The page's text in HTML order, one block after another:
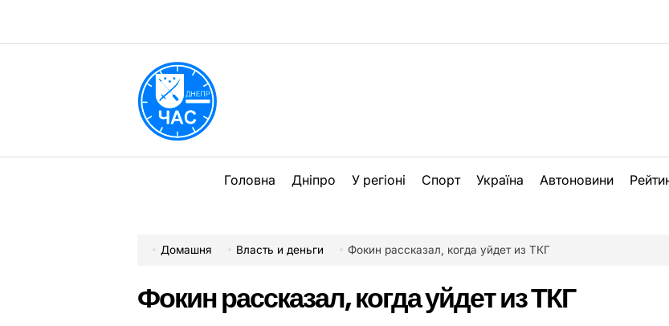
вмісту
Головна Дніпро У регіоні Спорт Україна Автоновини
Домашня Власть и деньги Фокин рассказал, когда уйдет из ТКГ
Фокин рассказал, когда уйдет из ТКГ